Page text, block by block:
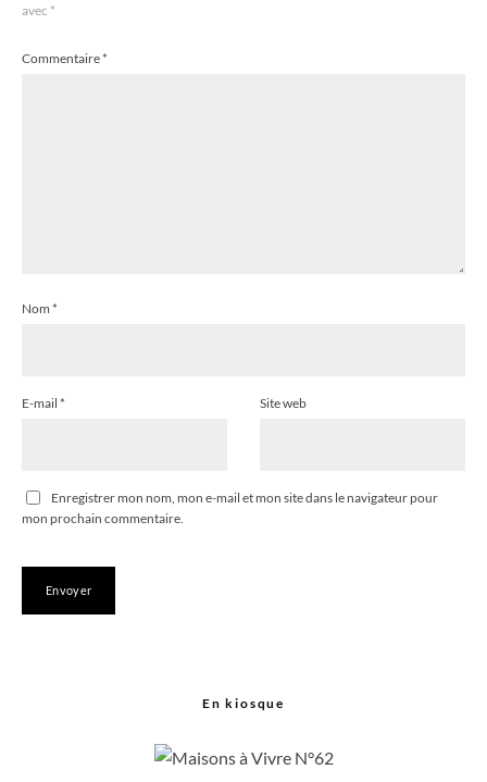
avec *
Commentaire*
Nom *
E-mail * Site web
Enregistrer mon nom, mon e-mail et mon site dans le navigateur pour
mon prochain commentaire.
En kiosque